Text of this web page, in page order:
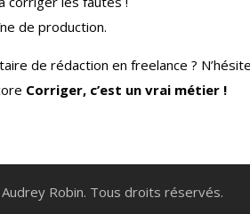
de production.
de rédaction en freelance ?
Corriger, c’est un vrai métier !
Robin. Tous droits réservés.